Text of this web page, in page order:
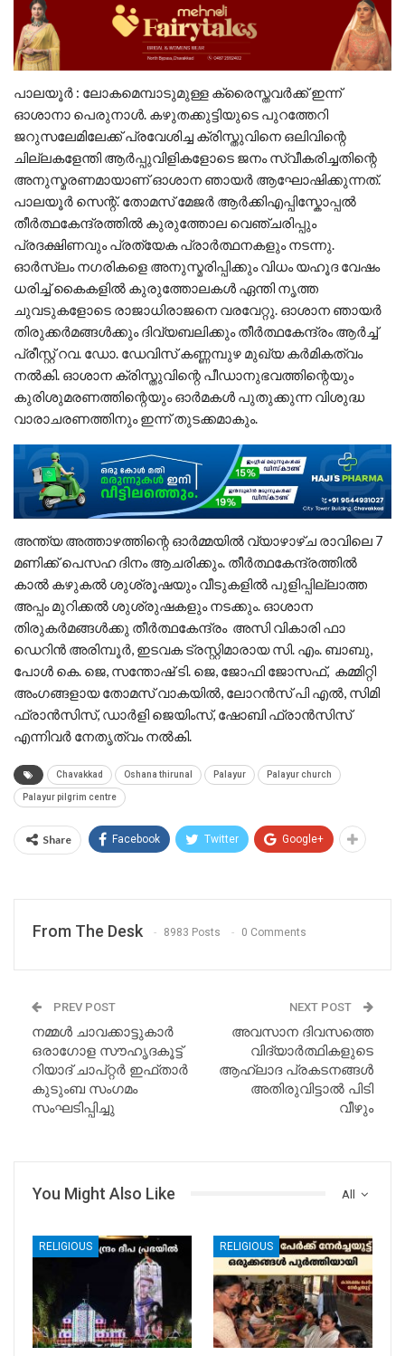
പാലയൂർ : ലോകമെമ്പാടുമുള്ള ക്രൈസ്തവർക്ക് ഇന്ന്
ഓശാനാ പെരുനാൾ. കഴുതക്കുട്ടിയുടെ പുറത്തേറി
ജറുസലേമിലേക്ക് പ്രവേശിച്ച ക്രിസ്തുവിനെ ഒലിവിന്റെ
ചില്ലകളേന്തി ആർപ്പുവിളികളോടെ ജനം സ്വീകരിച്ചതിന്റെ
അനുസ്മരണമായാണ് ഓശാന ഞായർ ആഘോഷിക്കുന്നത്.
പാലയൂർ സെന്റ്. തോമസ് മേജർ ആർക്കിഎപ്പിസ്കോപ്പൽ
തീർത്ഥകേന്ദ്രത്തിൽ കുരുത്തോല വെഞ്ചരിപ്പും
പ്രദക്ഷിണവും പ്രത്യേക പ്രാർത്ഥനകളും നടന്നു.
ഓർസ്ലം നഗരികളെ അനുസ്മരിപ്പിക്കും വിധം യഹൂദ വേഷം
ധരിച്ച് കൈകളിൽ കുരുത്തോലകൾ ഏന്തി നൃത്ത
ചുവടുകളോടെ രാജാധിരാജനെ വരവേറ്റു. ഓശാന ഞായർ
തിരുക്കർമങ്ങൾക്കും ദിവ്യബലിക്കും തീർത്ഥകേന്ദ്രം ആർച്ച്
പ്രീസ്റ്റ് റവ. ഡോ. ഡേവിസ് കണ്ണമ്പുഴ മുഖ്യ കർമികത്വം
നൽകി. ഓശാന ക്രിസ്തുവിന്റെ പീഡാനുഭവത്തിന്റെയും
കുരിശുമരണത്തിന്റെയും ഓർമകൾ പുതുക്കുന്ന വിശുദ്ധ
വാരാചരണത്തിനും ഇന്ന് തുടക്കമാകും.
അന്ത്യ അത്താഴത്തിന്റെ ഓർമ്മയിൽ വ്യാഴാഴ്ച രാവിലെ 7
മണിക്ക് പെസഹ ദിനം ആചരിക്കും. തീർത്ഥകേന്ദ്രത്തിൽ
കാൽ കഴുകൽ ശുശ്രൂഷയും വീടുകളിൽ പുളിപ്പില്ലാത്ത
അപ്പം മുറിക്കൽ ശുശ്രുഷകളും നടക്കും. ഓശാന
തിരുകർമങ്ങൾക്കു തീർത്ഥകേന്ദ്രം അസി വികാരി ഫാ
ഡെറിൻ അരിമ്പൂർ, ഇടവക ട്രസ്റ്റിമാരായ സി. എം. ബാബു,
പോൾ കെ. ജെ, സന്തോഷ്‌ ടി. ജെ, ജോഫി ജോസഫ്, കമ്മിറ്റി
അംഗങ്ങളായ തോമസ് വാകയിൽ, ലോറൻസ് പി എൽ, സിമി
ഫ്രാൻസിസ്, ഡാർളി ജെയിംസ്, ഷോബി ഫ്രാൻസിസ്
എന്നിവർ നേതൃത്വം നൽകി.
Chavakkad Oshana thirunal Palayur Palayur church
Palayur pilgrim centre
Share Facebook Twitter Google+
From The Desk 8983 Posts 0 Comments
PREV POST
നമ്മൾ ചാവക്കാട്ടുകാർ
ഒരാഗോള സൗഹൃദകൂട്ട്
റിയാദ് ചാപ്റ്റർ ഇഫ്താർ
കുടുംബ സംഗമം
സംഘടിപ്പിച്ചു
NEXT POST
അവസാന ദിവസത്തെ
വിദ്യാർത്ഥികളുടെ
ആഹ്ലാദ പ്രകടനങ്ങള്‍
അതിരുവിട്ടാൽ പിടി
വീഴും
All
You Might Also Like
RELIGIOUS RELIGIOUS